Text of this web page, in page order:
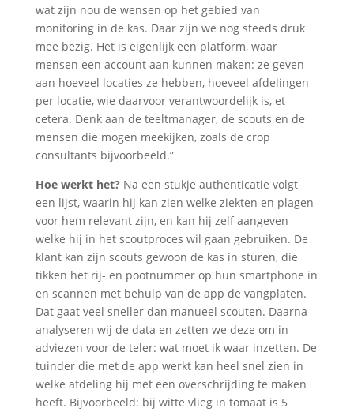
wat zijn nou de wensen op het gebied van
monitoring in de kas. Daar zijn we nog steeds druk
mee bezig. Het is eigenlijk een platform, waar
mensen een account aan kunnen maken: ze geven
aan hoeveel locaties ze hebben, hoeveel afdelingen
per locatie, wie daarvoor verantwoordelijk is, et
cetera. Denk aan de teeltmanager, de scouts en de
mensen die mogen meekijken, zoals de crop
consultants bijvoorbeeld.”
Hoe werkt het?Na een stukje authenticatie volgt
een lijst, waarin hij kan zien welke ziekten en plagen
voor hem relevant zijn, en kan hij zelf aangeven
welke hij in het scoutproces wil gaan gebruiken. De
klant kan zijn scouts gewoon de kas in sturen, die
tikken het rij- en pootnummer op hun smartphone in
en scannen met behulp van de app de vangplaten.
Dat gaat veel sneller dan manueel scouten. Daarna
analyseren wij de data en zetten we deze om in
adviezen voor de teler: wat moet ik waar inzetten. De
tuinder die met de app werkt kan heel snel zien in
welke afdeling hij met een overschrijding te maken
heeft. Bijvoorbeeld: bij witte vlieg in tomaat is 5